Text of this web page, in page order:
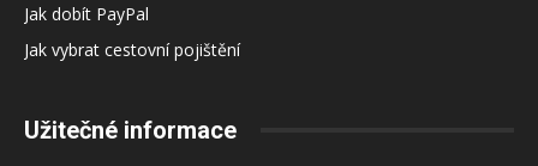
Jak dobít PayPal
Jak vybrat cestovní pojištění
Užitečné informace